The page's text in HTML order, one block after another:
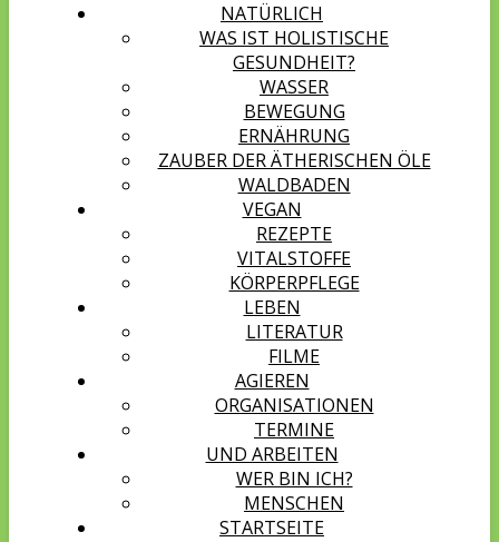
NATÜRLICH
WAS IST HOLISTISCHE
GESUNDHEIT?
WASSER
BEWEGUNG
ERNÄHRUNG
ZAUBER DER ÄTHERISCHEN ÖLE
WALDBADEN
VEGAN
REZEPTE
VITALSTOFFE
KÖRPERPFLEGE
LEBEN
LITERATUR
FILME
AGIEREN
ORGANISATIONEN
TERMINE
UND ARBEITEN
WER BIN ICH?
MENSCHEN
STARTSEITE